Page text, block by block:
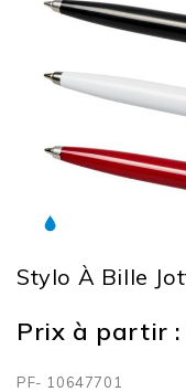
Stylo À Bille
Prix à partir :
PF- 10647701